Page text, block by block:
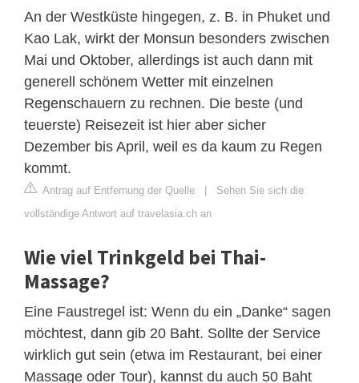
An der Westküste hingegen, z. B. in Phuket und
Kao Lak, wirkt der Monsun besonders zwischen
Mai und Oktober, allerdings ist auch dann mit
generell schönem Wetter mit einzelnen
Regenschauern zu rechnen. Die beste (und
teuerste) Reisezeit ist hier aber sicher
Dezember bis April, weil es da kaum zu Regen
kommt.
Antrag auf Entfernung der Quelle | Sehen Sie sich die
vollständige Antwort auf travelasia.ch an
Wie viel Trinkgeld bei Thai-
Massage?
Eine Faustregel ist: Wenn du ein „Danke“ sagen
möchtest, dann gib 20 Baht. Sollte der Service
wirklich gut sein (etwa im Restaurant, bei einer
Massage oder Tour), kannst du auch 50 Baht